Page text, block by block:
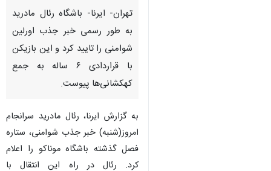
تهران- ایرنا- باشگاه رئال مادرید
به طور رسمی خبر جذب اورلین
شوامنی را تایید کرد و این بازیکن
با قراردادی ۶ ساله به جمع
کهکشانی‌ها پیوست.
به گزارش ایرنا، رئال مادرید سرانجام
امروز(شنبه) خبر جذب شوامنی، ستاره
فصل گذشته باشگاه موناکو را اعلام
کرد. رئال در راه این انتقال با